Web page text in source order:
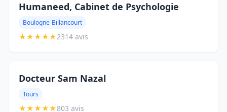
Humaneed, Cabinet de Psychologie
Boulogne-Billancourt
★★★★★2314 avis
Docteur Sam Nazal
Tours
★★★★★803 avis